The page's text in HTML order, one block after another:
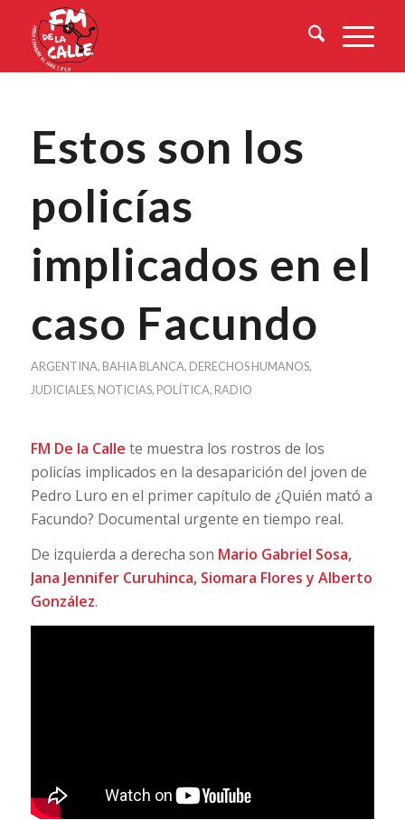
Estos son los
policías
implicados en el
caso Facundo
ARGENTINA, BAHIA BLANCA, DERECHOS HUMANOS,
JUDICIALES, NOTICIAS, POLÍTICA, RADIO
FM De la Calle te muestra los rostros de los
policías implicados en la desaparición del joven de
Pedro Luro en el primer capítulo de ¿Quién mató a
Facundo? Documental urgente en tiempo real.
De izquierda a derecha son Mario Gabriel Sosa,
Jana Jennifer Curuhinca, Siomara Flores y Alberto
González.